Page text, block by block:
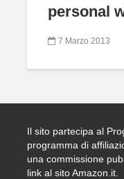
personal
7 Marzo 2013
Il sito partecipa al
programma di
una commissione
link al sito Amazon.it.